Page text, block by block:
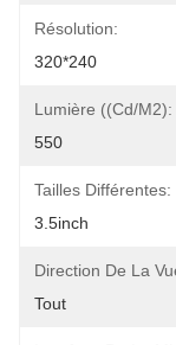
Résolution:
320*240
Lumière ((cd/m2):
550
Tailles Différentes:
3.5inch
Direction De La
Tout